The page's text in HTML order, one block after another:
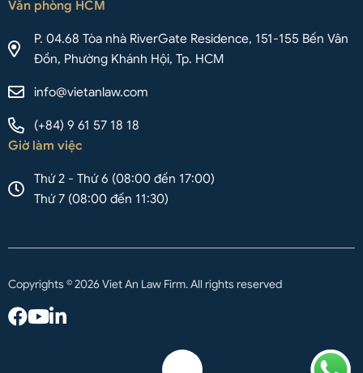
Văn phòng HCM
P. 04.68 Tòa nhà RiverGate Residence, 151-155 Bến Vân
Đồn, Phường Khánh Hội, Tp. HCM
info@vietanlaw.com
(+84) 9 61 57 18 18
Giờ làm việc
Thứ 2 - Thứ 6 (08:00 đến 17:00)
Thứ 7 (08:00 đến 11:30)
Copyrights © 2026 Viet An Law Firm. All rights reserved